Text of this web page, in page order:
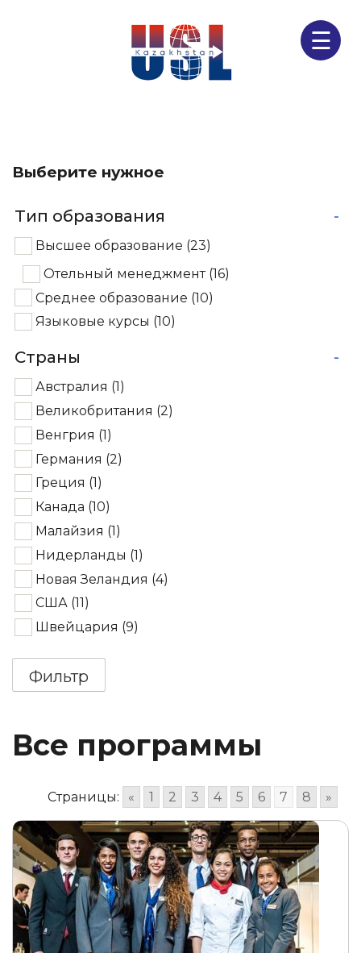
☰
Все программы
Страницы: « 1 2 3 4 5 6 7 8 »
Выберите нужное
Тип образования -
Высшее образование (23)
Отельный менеджмент (16)
Среднее образование (10)
Языковые курсы (10)
Страны -
Австралия (1)
Великобритания (2)
Венгрия (1)
Германия (2)
Греция (1)
Канада (10)
Малайзия (1)
Нидерланды (1)
Новая Зеландия (4)
США (11)
Швейцария (9)